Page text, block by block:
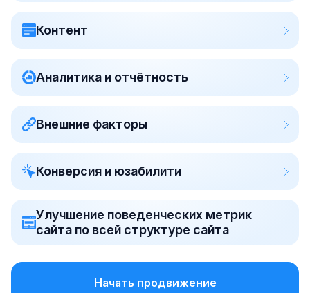
Контент
Аналитика и отчётность
Внешние факторы
Конверсия и юзабилити
Улучшение поведенческих метрик
сайта по всей структуре сайта
Начать продвижение